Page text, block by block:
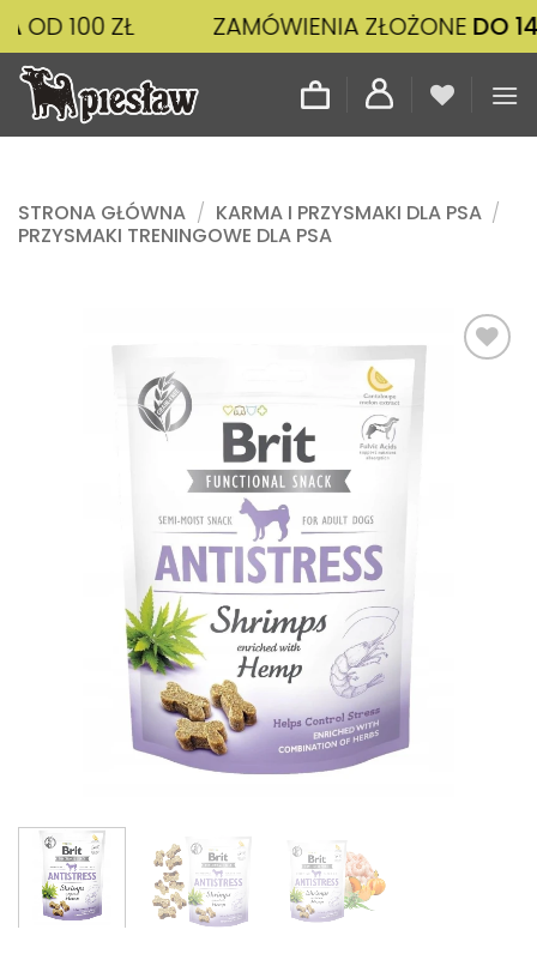
Przewiń
do
zawartości
ZŁ ZAMÓWIENIA ZŁOŻONEDO 14:00
STRONA GŁÓWNA / KARMA I PRZYSMAKI DLA PSA /
PRZYSMAKI TRENINGOWE DLA PSA